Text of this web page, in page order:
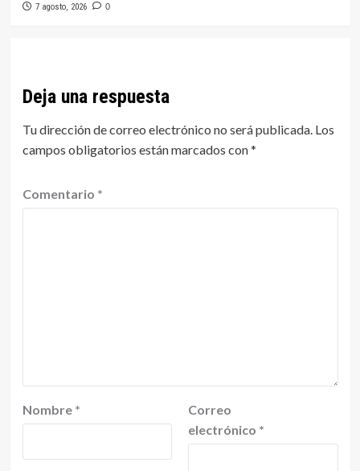
7 agosto, 2026 0
Deja una respuesta
Tu dirección de correo electrónico no será publicada. Los
campos obligatorios están marcados con*
Comentario *
Nombre *
Correo
electrónico *